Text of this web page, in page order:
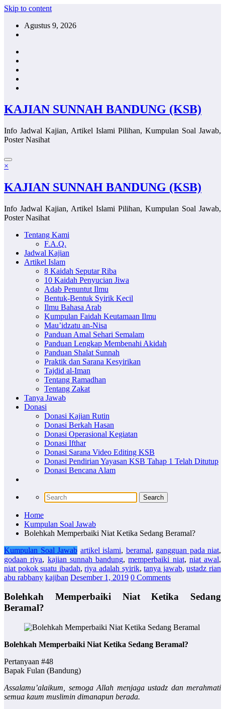
Skip to content
Agustus 9, 2026
KAJIAN SUNNAH BANDUNG (KSB)
Info Jadwal Kajian, Artikel Islami Pilihan, Kumpulan Soal Jawab,
Poster Nasihat
×
KAJIAN SUNNAH BANDUNG (KSB)
Info Jadwal Kajian, Artikel Islami Pilihan, Kumpulan Soal Jawab,
Poster Nasihat
Tentang Kami
F.A.Q.
Jadwal Kajian
Artikel Islam
8 Kaidah Seputar Riba
10 Kaidah Penyucian Jiwa
Adab Penuntut Ilmu
Bentuk-Bentuk Syirik Kecil
Ilmu Bahasa Arab
Kumpulan Faidah Keutamaan Ilmu
Mau’idzatu an-Nisa
Panduan Amal Sehari Semalam
Panduan Lengkap Membenahi Akidah
Panduan Shalat Sunnah
Praktik dan Sarana Kesyirikan
Tajdid al-Iman
Tentang Ramadhan
Tentang Zakat
Tanya Jawab
Donasi
Donasi Kajian Rutin
Donasi Berkah Hasan
Donasi Operasional Kegiatan
Donasi Ifthar
Donasi Sarana Video Editing KSB
Donasi Pendirian Yayasan KSB Tahap 1 Telah Ditutup
Donasi Bencana Alam
Home
Kumpulan Soal Jawab
Bolehkah Memperbaiki Niat Ketika Sedang Beramal?
Kumpulan Soal Jawab artikel islami, beramal, gangguan pada niat,
godaan riya, kajian sunnah bandung,memperbaiki niat, niat awal,
niat pokok suatu ibadah,riya adalah syirik,tanya jawab,ustadz rian
abu rabbany kajiban Desember 1, 2019 0 Comments
Bolehkah Memperbaiki Niat Ketika Sedang
Beramal?
Bolehkah Memperbaiki Niat Ketika Sedang Beramal?
Pertanyaan #48
Bapak Fulan (Bandung)
Assalamu’alaikum, semoga Allah menjaga ustadz dan merahmati
semua kaum muslimin dimanapun berada.